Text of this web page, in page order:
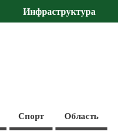
Инфраструктура
Спорт Область